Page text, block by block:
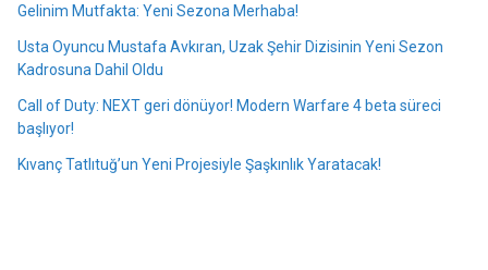
Gelinim Mutfakta: Yeni Sezona Merhaba!
Usta Oyuncu Mustafa Avkıran, Uzak Şehir Dizisinin Yeni Sezon
Kadrosuna Dahil Oldu
Call of Duty: NEXT geri dönüyor! Modern Warfare 4 beta süreci
başlıyor!
Kıvanç Tatlıtuğ’un Yeni Projesiyle Şaşkınlık Yaratacak!